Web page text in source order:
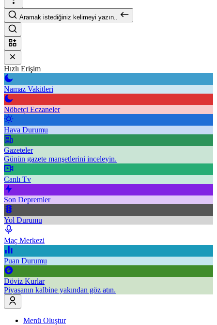
Aramak istediğiniz kelimeyi yazın..
Hızlı Erişim
Namaz Vakitleri
Nöbetçi Eczaneler
Hava Durumu
Gazeteler
Günün gazete manşetlerini inceleyin.
Canlı Tv
Son Depremler
Yol Durumu
Maç Merkezi
Puan Durumu
Döviz Kurlar
Piyasanın kalbine yakından göz atın.
Menü Oluştur